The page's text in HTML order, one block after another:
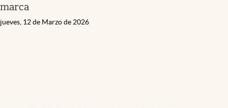
marca
jueves, 12 de Marzo de 2026